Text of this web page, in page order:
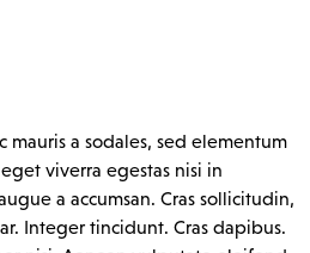
mauris a sodales, sed elementum
viverra egestas nisi in
a accumsan. Cras sollicitudin,
Integer tincidunt. Cras dapibus.